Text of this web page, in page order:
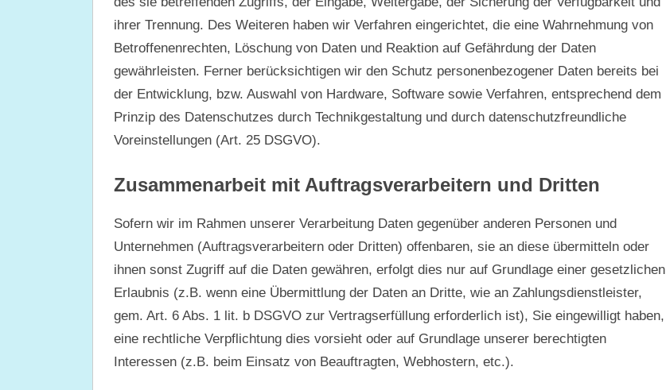
ihrer Trennung. Des Weiteren haben wir Verfahren eingerichtet, die eine Wahrnehmung von
Betroffenenrechten, Löschung von Daten und Reaktion auf Gefährdung der Daten
gewährleisten. Ferner berücksichtigen wir den Schutz personenbezogener Daten bereits bei
der Entwicklung, bzw. Auswahl von Hardware, Software sowie Verfahren, entsprechend dem
Prinzip des Datenschutzes durch Technikgestaltung und durch datenschutzfreundliche
Voreinstellungen (Art. 25 DSGVO).
Zusammenarbeit mit Auftragsverarbeitern und Dritten
Sofern wir im Rahmen unserer Verarbeitung Daten gegenüber anderen Personen und
Unternehmen (Auftragsverarbeitern oder Dritten) offenbaren, sie an diese übermitteln oder
ihnen sonst Zugriff auf die Daten gewähren, erfolgt dies nur auf Grundlage einer gesetzlichen
Erlaubnis (z.B. wenn eine Übermittlung der Daten an Dritte, wie an Zahlungsdienstleister,
gem. Art. 6 Abs. 1 lit. b DSGVO zur Vertragserfüllung erforderlich ist), Sie eingewilligt haben,
eine rechtliche Verpflichtung dies vorsieht oder auf Grundlage unserer berechtigten
Interessen (z.B. beim Einsatz von Beauftragten, Webhostern, etc.).